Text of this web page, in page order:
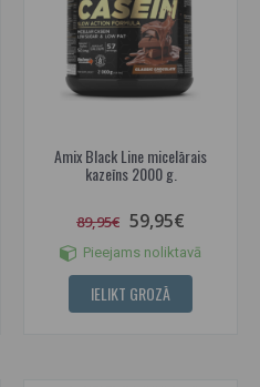
Amix Black Line micelārais
kazeīns 2000 g.
89,95€ 59,95€
Pieejams noliktavā
IELIKT GROZĀ